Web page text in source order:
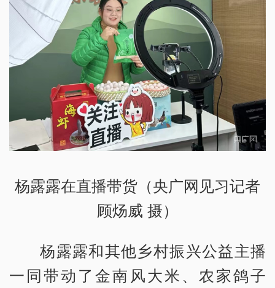
杨露露在直播带货（央广网见习记者
顾炀威 摄）
杨露露和其他乡村振兴公益主播
一同带动了金南风大米、农家鸽子